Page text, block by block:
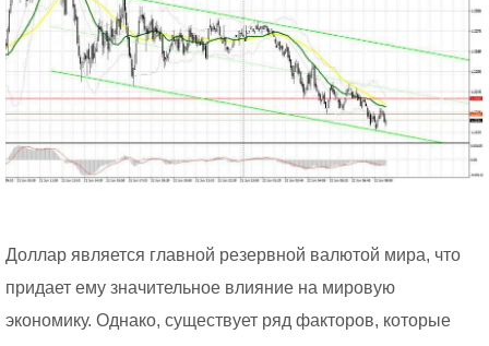
Доллар является главной резервной валютой мира, что
придает ему значительное влияние на мировую
экономику. Однако, существует ряд факторов, которые